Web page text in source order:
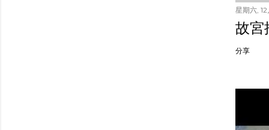
星期六,
故宮
分享